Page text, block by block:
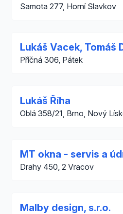
Samota 277, Horní Slavkov
Lukáš Vacek, Tomáš
Příčná 306, Pátek
Lukáš Říha
Oblá 358/21, Brno, Nový
MT okna - servis a
Drahy 450, 2 Vracov
Malby design, s.r.o.